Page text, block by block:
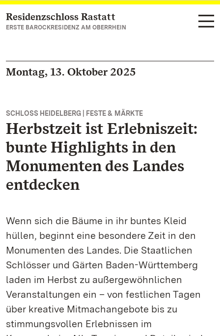
Zum Hauptinhalt springen
Residenzschloss Rastatt
ERSTE BAROCKRESIDENZ AM OBERRHEIN
Montag, 13. Oktober 2025
SCHLOSS HEIDELBERG | FESTE & MÄRKTE
Herbstzeit ist Erlebniszeit:
bunte Highlights in den
Monumenten des Landes
entdecken
Wenn sich die Bäume in ihr buntes Kleid
hüllen, beginnt eine besondere Zeit in den
Monumenten des Landes. Die Staatlichen
Schlösser und Gärten Baden-Württemberg
laden im Herbst zu außergewöhnlichen
Veranstaltungen ein – von festlichen Tagen
über kreative Mitmachangebote bis zu
stimmungsvollen Erlebnissen im